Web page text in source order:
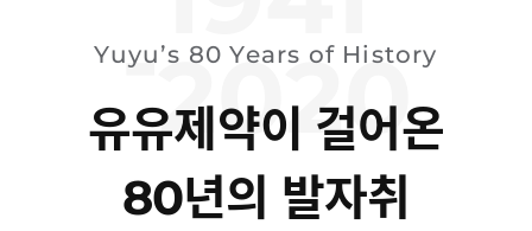
공장소개
오시는길
Yuyu’s 80 Years of History
유유제약이 걸어온
80년의 발자취
-2020